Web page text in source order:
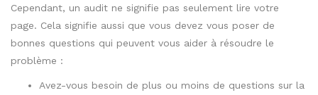
Cependant, un audit ne signifie pas seulement lire votre
page. Cela signifie aussi que vous devez vous poser de
bonnes questions qui peuvent vous aider à résoudre le
problème :
Avez-vous besoin de plus ou moins de questions sur la